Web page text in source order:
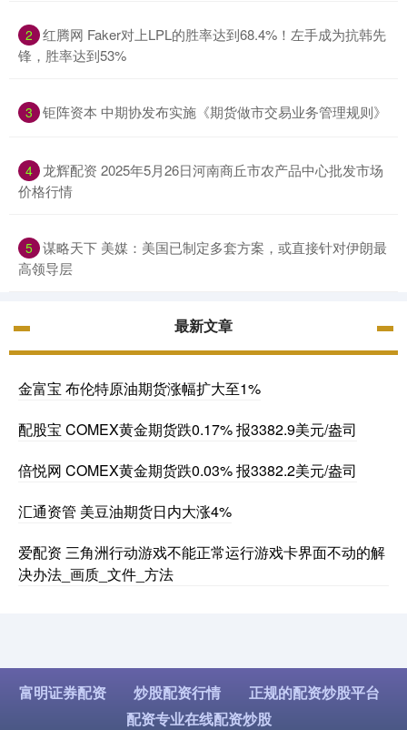
2 红腾网 Faker对上LPL的胜率达到68.4%！左手成为抗韩先
锋，胜率达到53%
3 钜阵资本 中期协发布实施《期货做市交易业务管理规则》
4 龙辉配资 2025年5月26日河南商丘市农产品中心批发市场
价格行情
5 谋略天下 美媒：美国已制定多套方案，或直接针对伊朗最
高领导层
最新文章
金富宝 布伦特原油期货涨幅扩大至1%
配股宝 COMEX黄金期货跌0.17% 报3382.9美元/盎司
倍悦网 COMEX黄金期货跌0.03% 报3382.2美元/盎司
汇通资管 美豆油期货日内大涨4%
爱配资 三角洲行动游戏不能正常运行游戏卡界面不动的解
决办法_画质_文件_方法
富明证券配资 炒股配资行情
正规的配资炒股平台
配资专业在线配资炒股